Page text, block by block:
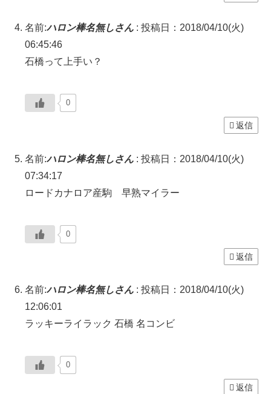
名前:ハロン棒名無しさん : 投稿日：2018/04/10(火)
06:45:46
石橋って上手い？
0
返信
名前:ハロン棒名無しさん : 投稿日：2018/04/10(火)
07:34:17
ロードカナロア産駒 早熟マイラー
0
返信
名前:ハロン棒名無しさん : 投稿日：2018/04/10(火)
12:06:01
ラッキーライラック 石橋 名コンビ
0
返信